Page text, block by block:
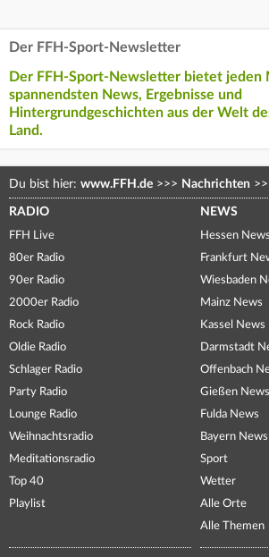
Der FFH-Sport-Newsletter
Der FFH-Sport-Newsletter bietet jeden
spannendsten News, Ergebnisse und
Hintergrundgeschichten aus der Welt
Land.
Du bist hier: www.FFH.de >>> Nachrichten
RADIO
FFH Live
80er Radio
90er Radio
2000er Radio
Rock Radio
Oldie Radio
Schlager Radio
Party Radio
Lounge Radio
Weihnachtsradio
Meditationsradio
Top 40
Playlist
NEWS
Hessen News
Frankfurt
Wiesbaden
Mainz News
Kassel News
Darmstadt
Offenbach
Gießen News
Fulda News
Bayern News
Sport
Wetter
Alle Orte
Alle Themen